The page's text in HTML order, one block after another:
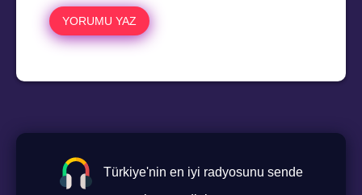
Türkiye'nin en iyi radyosunu sende